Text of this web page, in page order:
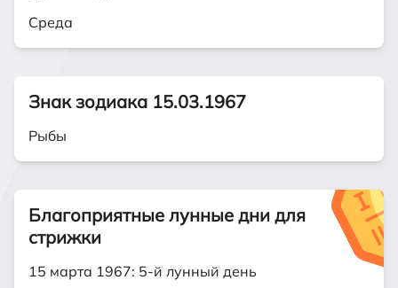
Среда
Знак зодиака 15.03.1967
Рыбы
Благоприятные лунные дни для
стрижки
15 марта 1967: 5-й лунный день